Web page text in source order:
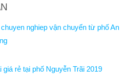
nghiep vận chuyển từ phố An
giá rẻ tại phố Nguyễn Trãi 2019